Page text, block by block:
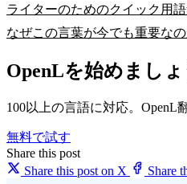
ライターのためのクイック用
なぜこの言葉が今でも重要な
OpenLを始めましょ
100以上の言語に対応。OpenL
無料で試す
Share this post
Share this post on X
Share